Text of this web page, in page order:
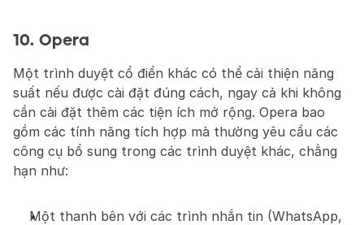
10. Opera
Một trình duyệt cổ điển khác có thể cải thiện năng
suất nếu được cài đặt đúng cách, ngay cả khi không
cần cài đặt thêm các tiện ích mở rộng. Opera bao
gồm các tính năng tích hợp mà thường yêu cầu các
công cụ bổ sung trong các trình duyệt khác, chẳng
hạn như:
Một thanh bên với các trình nhắn tin (WhatsApp,